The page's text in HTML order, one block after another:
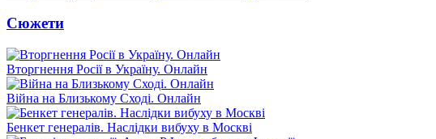
Сюжети
Вторгнення Росії в Україну. Онлайн
Війна на Близькому Сході. Онлайн
Бенкет генералів. Наслідки вибуху в Москві